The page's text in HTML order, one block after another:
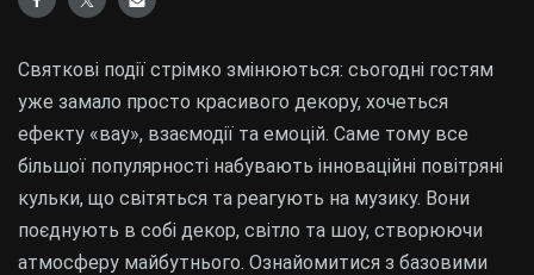
Святкові події стрімко змінюються: сьогодні гостям
уже замало просто красивого декору, хочеться
ефекту «вау», взаємодії та емоцій. Саме тому все
більшої популярності набувають інноваційні повітряні
кульки, що світяться та реагують на музику. Вони
поєднують в собі декор, світло та шоу, створюючи
атмосферу майбутнього. Ознайомитися з базовими